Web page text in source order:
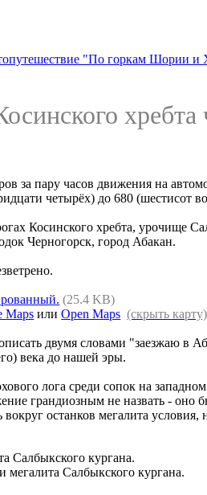
"По горкам Шории и
за пару часов движения на
четырёх) до 680 (шестисот
Косинского хребта, урочище
Черногорск, город Абакан.
(25.4 KB)
Maps илиOpen Maps (скрыть карту)
двумя словами "заезжаю в
века до нашей эры.
лога среди сопок на
грандиозным не назвать - оно
вокруг останков мегалита
мегалита Салбыкского кургана.